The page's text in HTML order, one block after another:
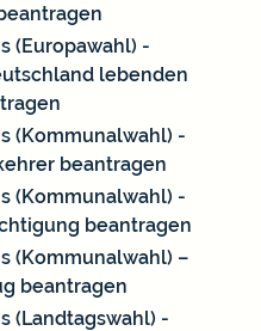
(Europawahl) -
lebenden
(Kommunalwahl) -
beantragen
(Kommunalwahl) -
beantragen
(Kommunalwahl) –
beantragen
(Landtagswahl) -